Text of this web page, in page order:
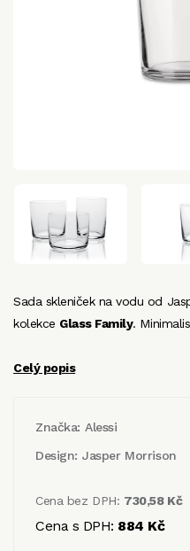
Sada skleniček na vodu od
kolekce Glass Family.
Celý popis
Značka: Alessi
Design: Jasper Morrison
Cena bez DPH: 730,58 Kč
Cena s DPH: 884 Kč